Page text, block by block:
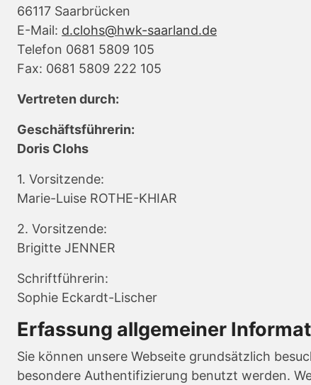
66117 Saarbrücken
E-Mail: d.clohs@hwk-saarland.de
Telefon 0681 5809 105
Fax: 0681 5809 222 105
Vertreten durch:
Geschäftsführerin:
Doris Clohs
1. Vorsitzende:
Marie-Luise ROTHE-KHIAR
2. Vorsitzende:
Brigitte JENNER
Schriftführerin:
Sophie Eckardt-Lischer
Erfassung allgemeiner
Sie können unsere Webseite grundsätzlich
besondere Authentifizierung benutzt werden.